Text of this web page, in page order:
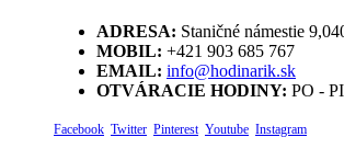
ADRESA: Staničné námestie
MOBIL: +421 903 685 767
EMAIL: info@hodinarik.sk
OTVÁRACIE HODINY: PO -
Facebook Twitter Pinterest Youtube Instagram